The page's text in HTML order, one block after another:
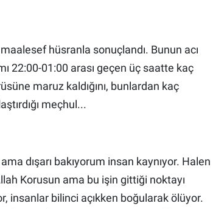
hüsranla sonuçlandı. Bunun acı
22:00-01:00 arası geçen üç saatte kaç
maruz kaldığını, bunlardan kaç
meçhul...
dışarı bakıyorum insan kaynıyor. Halen
Korusun ama bu işin gittiği noktayı
insanlar bilinci açıkken boğularak ölüyor.